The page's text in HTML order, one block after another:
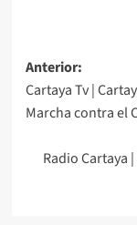
Anterior:
Cartaya Tv |
Marcha contra el
Radio Cartaya